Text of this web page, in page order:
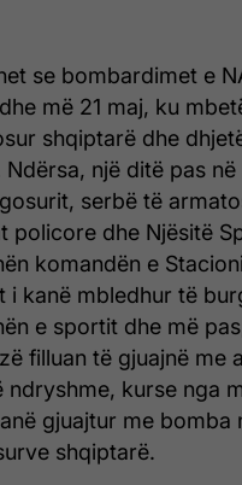
se bombardimet e
më 21 maj, ku
shqiptarë dhe
një ditë pas në
serbë të
policore dhe Njësitë
komandën e
i kanë mbledhur të
e sportit dhe më
filluan të gjuajnë me
ndryshme, kurse nga
gjuajtur me bomba
shqiptarë.